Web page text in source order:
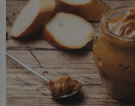
bez něhož si